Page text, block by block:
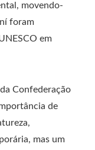
movendo-
foram
em
Confederação
de
mas um